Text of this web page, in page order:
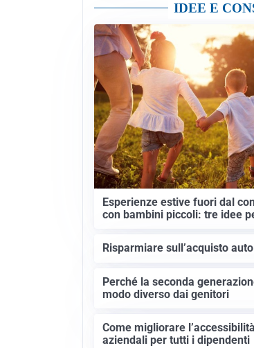
IDEE E
Esperienze estive fuori dal
con bambini piccoli: tre idee
Risparmiare sull’acquisto
Perché la seconda
modo diverso dai genitori
Come migliorare
aziendali per tutti i dipendenti